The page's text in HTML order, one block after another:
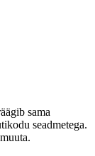
sama
seadmetega.